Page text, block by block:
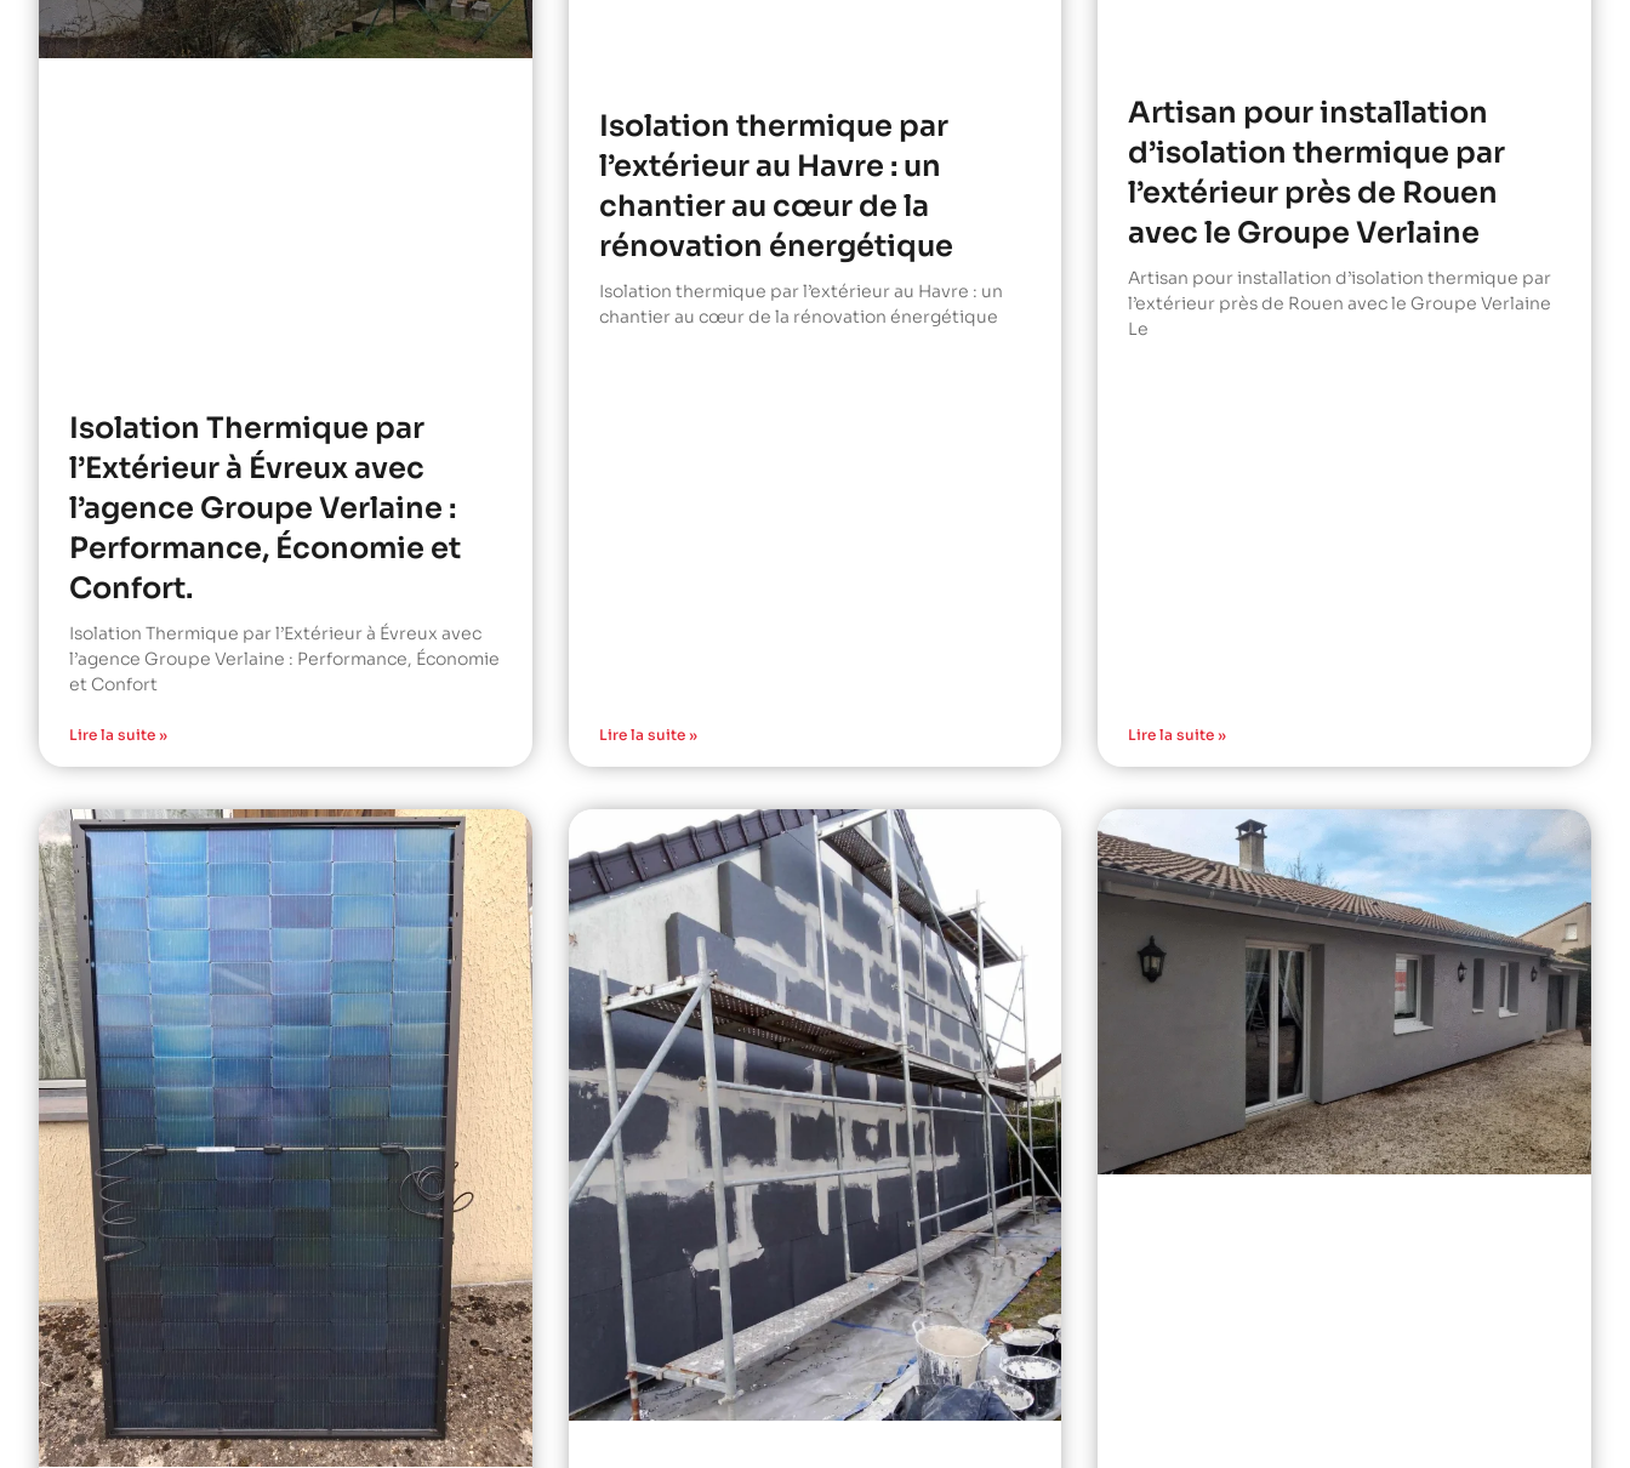
Isolation Thermique par
l’Extérieur à Évreux avec
l’agence Groupe Verlaine :
Performance, Économie et
Confort.
Isolation Thermique par l’Extérieur à Évreux avec
l’agence Groupe Verlaine : Performance, Économie
et Confort
Lire la suite »
Isolation thermique par
l’extérieur au Havre : un
chantier au cœur de la
rénovation énergétique
Isolation thermique par l’extérieur au Havre : un
chantier au cœur de la rénovation énergétique
Lire la suite »
Artisan pour installation
d’isolation thermique par
l’extérieur près de Rouen
avec le Groupe Verlaine
Artisan pour installation d’isolation thermique par
l’extérieur près de Rouen avec le Groupe Verlaine
Le
Lire la suite »